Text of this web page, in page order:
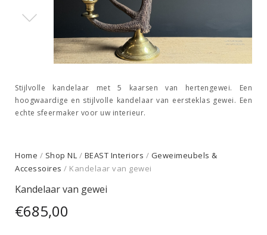
Stijlvolle kandelaar met 5 kaarsen van hertengewei. Een
hoogwaardige en stijlvolle kandelaar van eersteklas gewei. Een
echte sfeermaker voor uw interieur.
Home / Shop NL / BEAST Interiors / Geweimeubels &
Accessoires / Kandelaar van gewei
Kandelaar van gewei
€685,00